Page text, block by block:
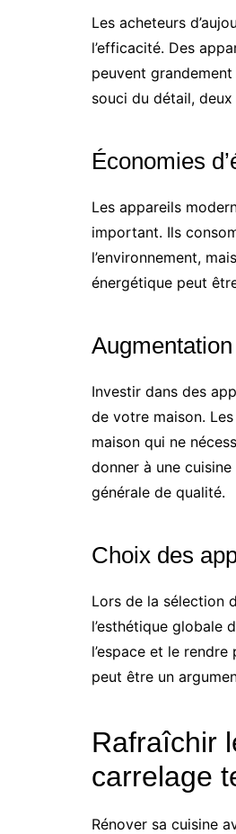
Les acheteurs
l’efficacité. Des
peuvent
souci du détail,
Économies
Les appareils
important. Ils
l’environnement,
énergétique peut
Investir dans des
de votre maison.
maison qui ne
donner à une
générale de qualité.
Choix des
Lors de la sélection
l’esthétique globale
l’espace et le
peut être un
Rafraîchir
carrelage
Rénover sa cuisine